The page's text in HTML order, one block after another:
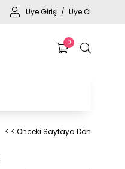
Üye Girişi Üye Ol
0
< < Önceki Sayfaya Dön